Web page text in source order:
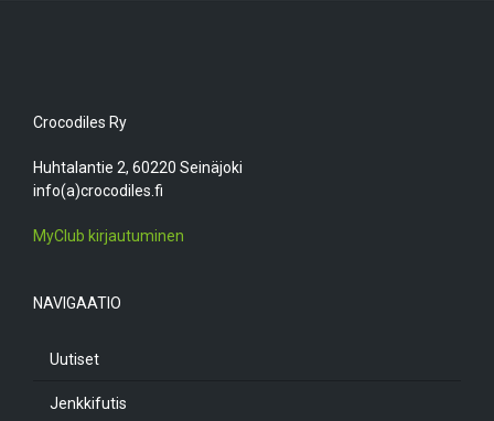
Crocodiles Ry
Huhtalantie 2, 60220 Seinäjoki
info(a)crocodiles.fi
MyClub kirjautuminen
NAVIGAATIO
Uutiset
Jenkkifutis